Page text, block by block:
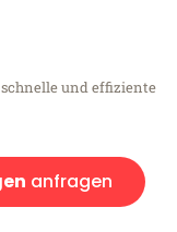
und effiziente
anfragen